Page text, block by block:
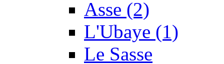
Asse (2)
L'Ubaye (1)
Le Sasse